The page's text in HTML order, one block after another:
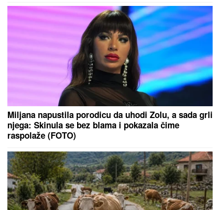
MIRKA VASILJEVIĆ SVA U CIRKONIMA, BOSILJČIĆ
RAZVEZAO KRAVATU
Poznati prošetali crvenim
tepihom, pa usledio vatromet: Gala Videnović nakon
mnogo vremena u javnosti (Video)
Razvela se naša glumica posle šest
godina braka! Otkrila koliko je bilo
teško: "Jedva sam se iščupala"